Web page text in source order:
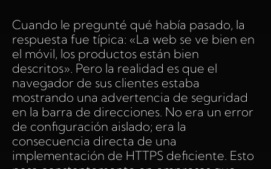
Cuando le pregunté qué había pasado, la
respuesta fue típica: «La web se ve bien en
el móvil, los productos están bien
descritos». Pero la realidad es que el
navegador de sus clientes estaba
mostrando una advertencia de seguridad
en la barra de direcciones. No era un error
de configuración aislado; era la
consecuencia directa de una
implementación de HTTPS deficiente. Esto